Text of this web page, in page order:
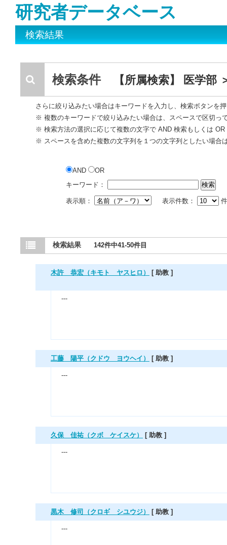
研究者データベース
検索結果
検索条件 【所属検索】 医学部
さらに絞り込みたい場合はキーワードを入力し、検索ボタンを
※ 複数のキーワードで絞り込みたい場合は、スペースで区切っ
※ 検索方法の選択に応じて複数の文字で AND 検索もしくは
※ スペースを含めた複数の文字列を１つの文字列としたい場合
AND
OR
キーワード：
表示順： 表示件数：
検索結果 142件中41-50件目
木許 恭宏（キモト ヤスヒロ） [ 助教 ]
---
工藤 陽平（クドウ ヨウヘイ） [ 助教 ]
---
久保 佳祐（クボ ケイスケ） [ 助教 ]
---
黒木 修司（クロギ シユウジ） [ 助教 ]
---